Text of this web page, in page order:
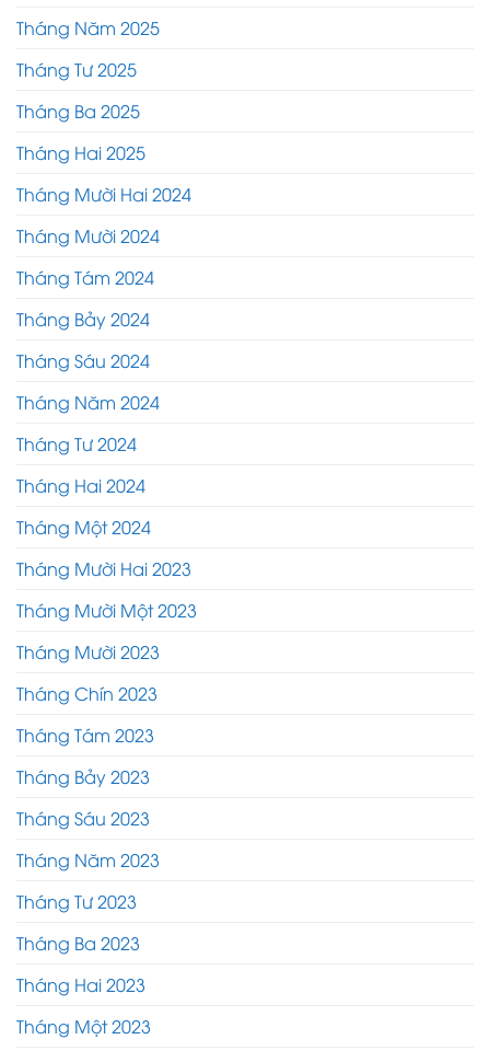
Tháng Năm 2025
Tháng Tư 2025
Tháng Ba 2025
Tháng Hai 2025
Tháng Mười Hai 2024
Tháng Mười 2024
Tháng Tám 2024
Tháng Bảy 2024
Tháng Sáu 2024
Tháng Năm 2024
Tháng Tư 2024
Tháng Hai 2024
Tháng Một 2024
Tháng Mười Hai 2023
Tháng Mười Một 2023
Tháng Mười 2023
Tháng Chín 2023
Tháng Tám 2023
Tháng Bảy 2023
Tháng Sáu 2023
Tháng Năm 2023
Tháng Tư 2023
Tháng Ba 2023
Tháng Hai 2023
Tháng Một 2023